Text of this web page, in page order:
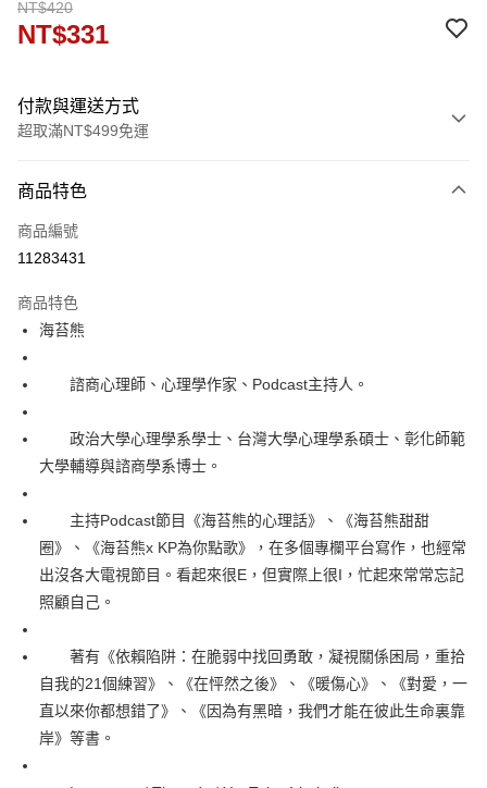
NT$420
NT$331
付款與運送方式
超取滿NT$499免運
信用卡一次付款
運送方式
付款後全家取貨
每筆NT$60，滿NT$499(含以上)免運費
付款後7-11取貨
每筆NT$60，滿NT$499(含以上)免運費
每筆NT$100，滿NT$499(含以上)免運費
商品特色
商品編號
11283431
商品特色
海苔熊
諮商心理師、心理學作家、Podcast主持人。
政治大學心理學系學士、台灣大學心理學系碩士、彰化師範
大學輔導與諮商學系博士。
主持Podcast節目《海苔熊的心理話》、《海苔熊甜甜
圈》、《海苔熊x KP為你點歌》，在多個專欄平台寫作，也經常
出沒各大電視節目。看起來很E，但實際上很I，忙起來常常忘記
照顧自己。
著有《依賴陷阱：在脆弱中找回勇敢，凝視關係困局，重拾
自我的21個練習》、《在怦然之後》、《暖傷心》、《對愛，一
直以來你都想錯了》、《因為有黑暗，我們才能在彼此生命裏靠
岸》等書。